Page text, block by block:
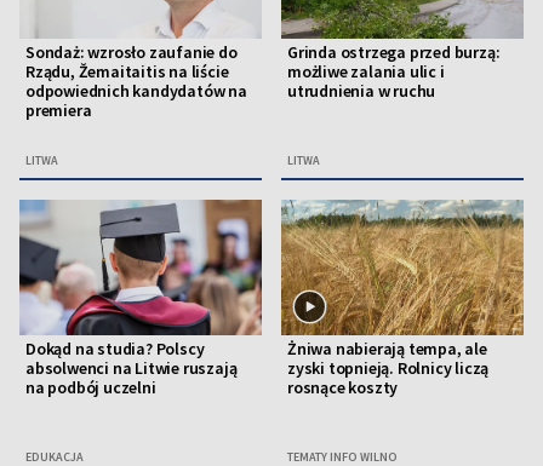
Sondaż: wzrosło zaufanie do
Rządu, Žemaitaitis na liście
odpowiednich kandydatów na
premiera
LITWA
Grinda ostrzega przed burzą:
możliwe zalania ulic i
utrudnienia w ruchu
LITWA
Dokąd na studia? Polscy
absolwenci na Litwie ruszają
na podbój uczelni
EDUKACJA
Żniwa nabierają tempa, ale
zyski topnieją. Rolnicy liczą
rosnące koszty
TEMATY INFO WILNO